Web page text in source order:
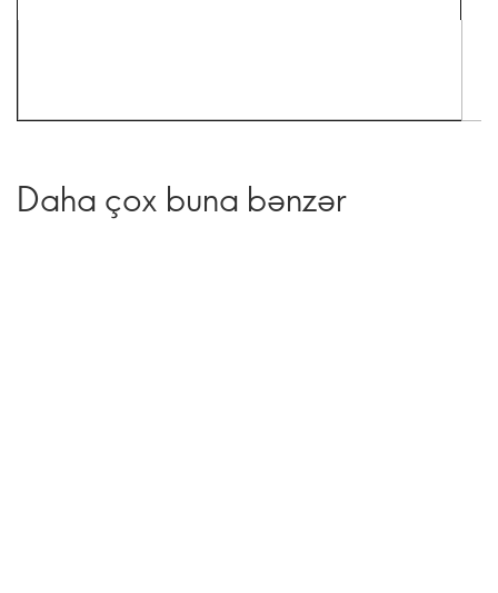
Daha çox buna bənzər